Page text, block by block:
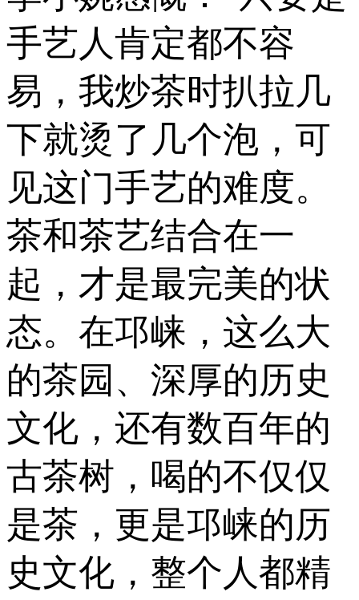
手艺人肯定都不容
易，我炒茶时扒拉几
下就烫了几个泡，可
见这门手艺的难度。
茶和茶艺结合在一
起，才是最完美的状
态。在邛崃，这么大
的茶园、深厚的历史
文化，还有数百年的
古茶树，喝的不仅仅
是茶，更是邛崃的历
史文化，整个人都精